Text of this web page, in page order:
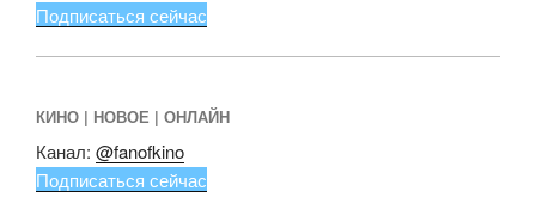
Подписаться сейчас
КИНО | НОВОЕ | ОНЛАЙН
Канал: @fanofkino
Подписаться сейчас